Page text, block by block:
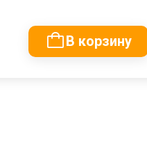
В корзину